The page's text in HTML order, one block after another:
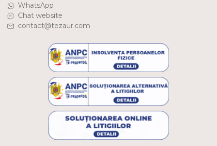
WhatsApp
Chat website
contact@tezaur.com